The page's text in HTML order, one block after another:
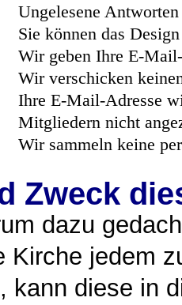
Ungelesene
Sie können das
Wir geben Ihre E-
Wir verschicken
Ihre E-Mail-Adresse
Mitgliedern nicht
Wir sammeln keine
Zweck
dazu
Kirche jedem
kann diese in